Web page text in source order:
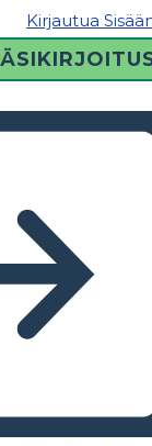
Kirjautua